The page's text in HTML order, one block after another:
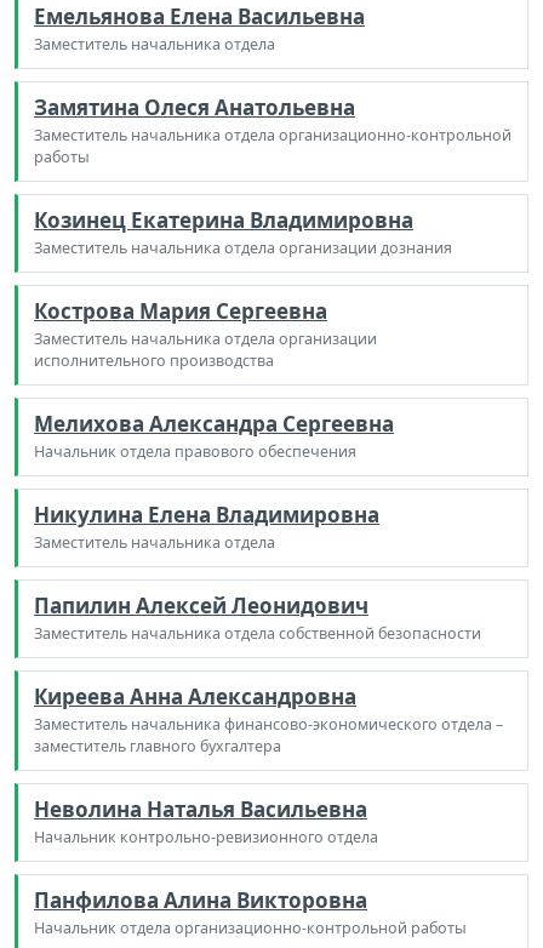
Емельянова Елена Васильевна
Заместитель начальника отдела
Замятина Олеся Анатольевна
Заместитель начальника отдела организационно-контрольной
работы
Козинец Екатерина Владимировна
Заместитель начальника отдела организации дознания
Кострова Мария Сергеевна
Заместитель начальника отдела организации
исполнительного производства
Мелихова Александра Сергеевна
Начальник отдела правового обеспечения
Никулина Елена Владимировна
Заместитель начальника отдела
Папилин Алексей Леонидович
Заместитель начальника отдела собственной безопасности
Киреева Анна Александровна
Заместитель начальника финансово-экономического отдела –
заместитель главного бухгалтера
Неволина Наталья Васильевна
Начальник контрольно-ревизионного отдела
Панфилова Алина Викторовна
Начальник отдела организационно-контрольной работы